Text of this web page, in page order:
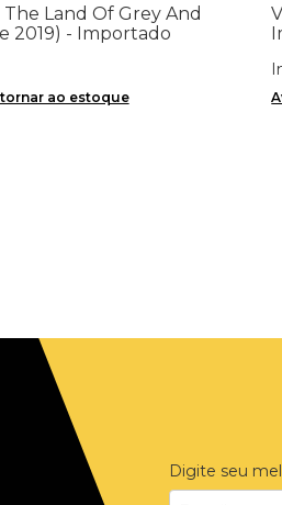
The Land Of Grey And
2019) - Importado
ao estoque
Digite seu